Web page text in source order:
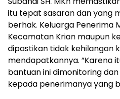
itu tepat sasaran dan yang
berhak. Keluarga Penerima
Kecamatan Krian maupun
dipastikan tidak kehilangan
mendapatkannya. ”Karena
bantuan ini dimonitoring
kepada penerimanya yang